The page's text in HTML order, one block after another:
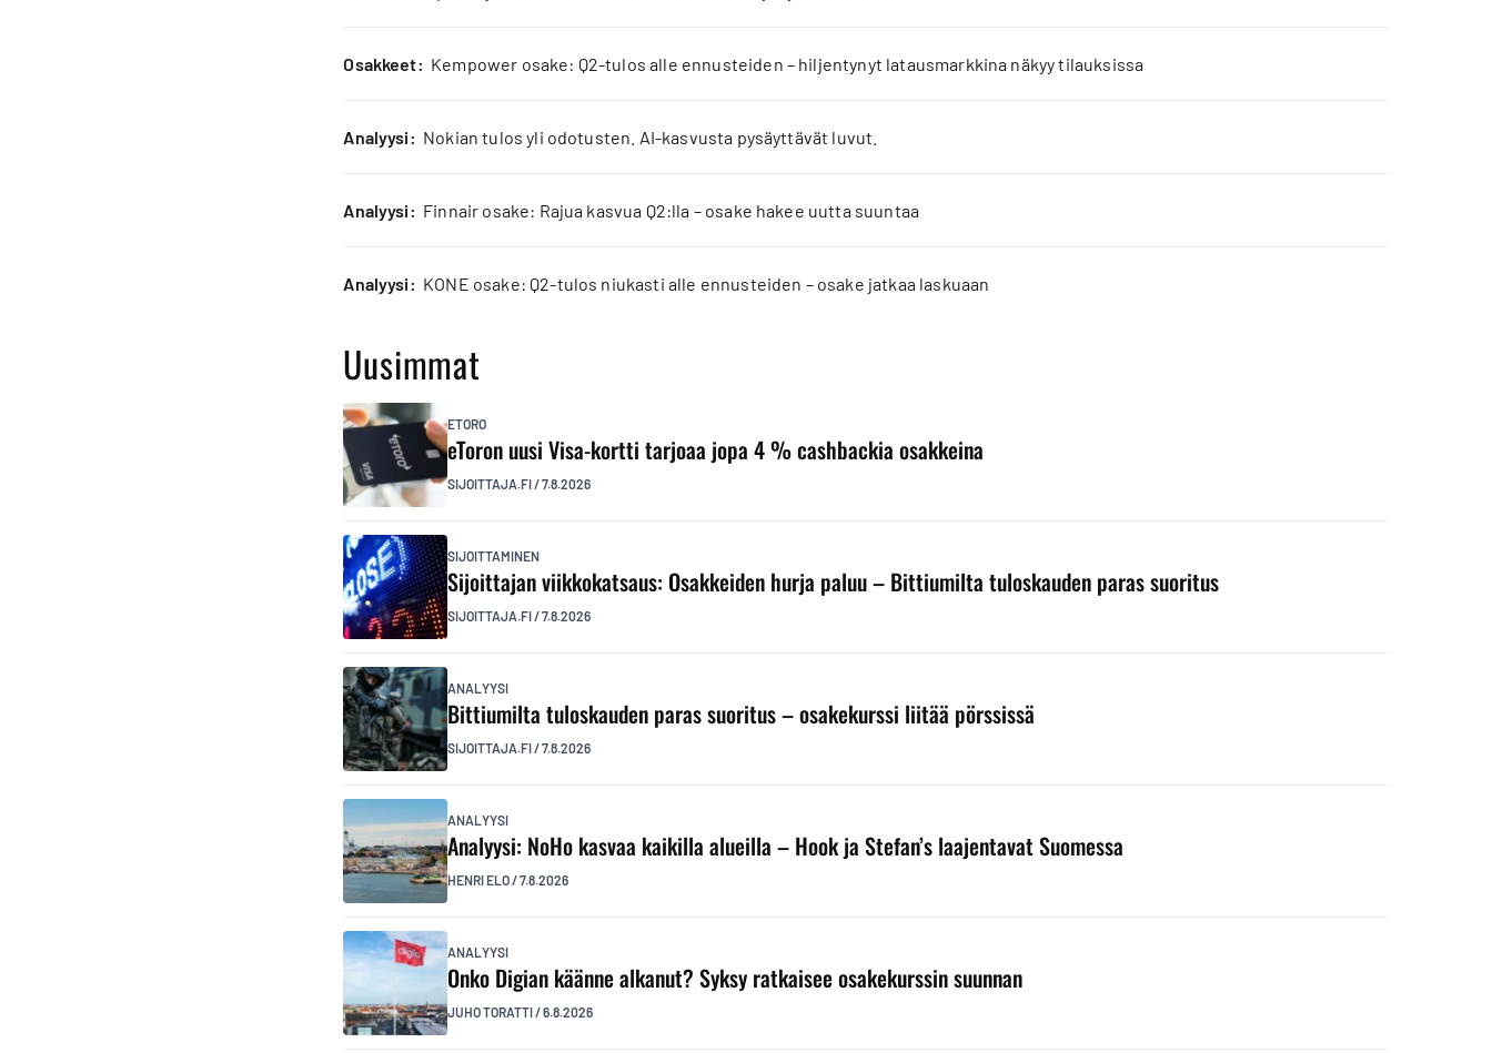
osakkeet: Kempower osake: Q2-tulos alle ennusteiden – hiljentynyt latausmarkkina näkyy tilauksissa
analyysi: Nokian tulos yli odotusten. AI-kasvusta pysäyttävät luvut.
analyysi: Finnair osake: Rajua kasvua Q2:lla – osake hakee uutta suuntaa
analyysi: KONE osake: Q2-tulos niukasti alle ennusteiden – osake jatkaa laskuaan
Uusimmat
ETORO
eToron uusi Visa-kortti tarjoaa jopa 4 % cashbackia osakkeina
SIJOITTAJA.FI/7.8.2026
SIJOITTAMINEN
Sijoittajan viikkokatsaus: Osakkeiden hurja paluu – Bittiumilta tuloskauden paras suoritus
SIJOITTAJA.FI/7.8.2026
ANALYYSI
Bittiumilta tuloskauden paras suoritus – osakekurssi liitää pörssissä
SIJOITTAJA.FI/7.8.2026
ANALYYSI
Analyysi: NoHo kasvaa kaikilla alueilla – Hook ja Stefan’s laajentavat Suomessa
HENRI ELO/7.8.2026
ANALYYSI
Onko Digian käänne alkanut? Syksy ratkaisee osakekurssin suunnan
JUHO TORATTI/6.8.2026